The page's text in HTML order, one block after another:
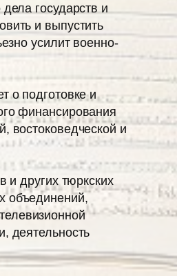
государств и
и выпустить
усилит военно-
о подготовке и
финансирования
востоковедческой и
и других тюркских
объединений,
деятельность